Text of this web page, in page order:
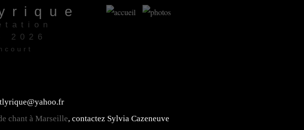
avec Sylvia
2026
chant à Marseille, contactez Sylvia Cazeneuve